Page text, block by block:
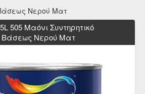
Νερού Ματ
505 Μαόνι Συντηρητικό
Βάσεως Νερού Ματ